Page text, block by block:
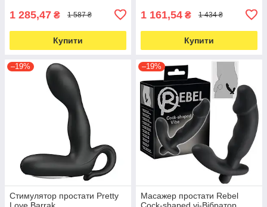
1 285,47 ₴ 1 587 ₴
Купити
1 161,54 ₴ 1 434 ₴
Купити
–19%
Стимулятор простати Pretty
–19%
Масажер простати Rebel